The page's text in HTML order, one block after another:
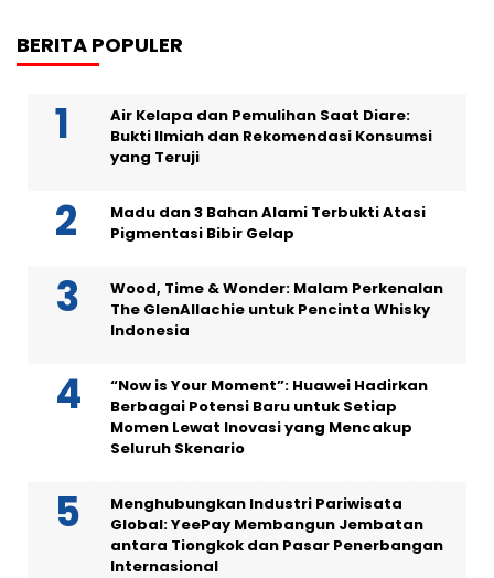
BERITA POPULER
Air Kelapa dan Pemulihan Saat Diare:
Bukti Ilmiah dan Rekomendasi Konsumsi
yang Teruji
Madu dan 3 Bahan Alami Terbukti Atasi
Pigmentasi Bibir Gelap
Wood, Time & Wonder: Malam Perkenalan
The GlenAllachie untuk Pencinta Whisky
Indonesia
“Now is Your Moment”: Huawei Hadirkan
Berbagai Potensi Baru untuk Setiap
Momen Lewat Inovasi yang Mencakup
Seluruh Skenario
Menghubungkan Industri Pariwisata
Global: YeePay Membangun Jembatan
antara Tiongkok dan Pasar Penerbangan
Internasional